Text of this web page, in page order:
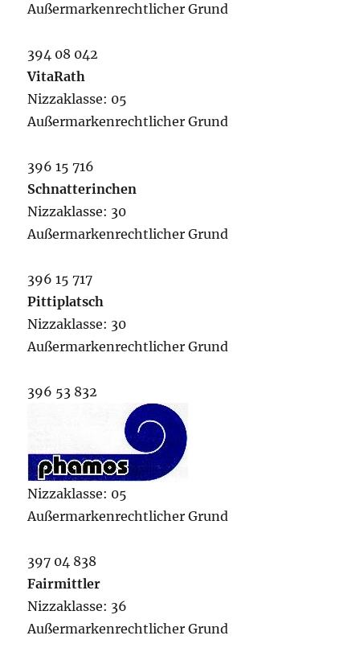
Außermarkenrechtlicher Grund
394 08 042
VitaRath
Nizzaklasse: 05
Außermarkenrechtlicher Grund
396 15 716
Schnatterinchen
Nizzaklasse: 30
Außermarkenrechtlicher Grund
396 15 717
Pittiplatsch
Nizzaklasse: 30
Außermarkenrechtlicher Grund
396 53 832
Nizzaklasse: 05
Außermarkenrechtlicher Grund
397 04 838
Fairmittler
Nizzaklasse: 36
Außermarkenrechtlicher Grund